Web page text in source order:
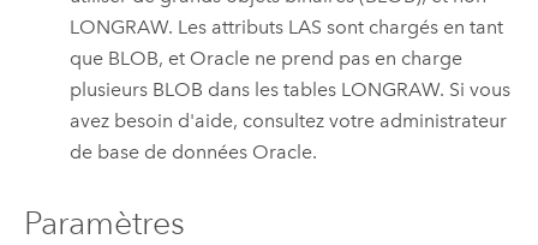
LONGRAW. Les attributs LAS sont chargés en tant
que BLOB, et Oracle ne prend pas en charge
plusieurs BLOB dans les tables LONGRAW. Si vous
avez besoin d'aide, consultez votre administrateur
de base de données Oracle.
Paramètres